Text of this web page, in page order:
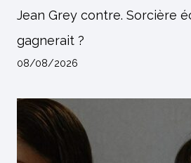
Jean Grey contre. Sorcière
gagnerait ?
08/08/2026